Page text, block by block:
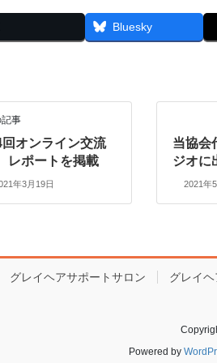
Bluesky
事
回オンライン交流
レポートを掲載
年3月19日
当協会
ジオに
2021年
グレイヘアサポートサロン グレイ
Powered by